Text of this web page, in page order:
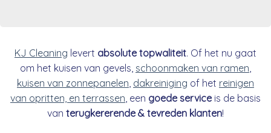
KJ Cleaning levert absolute topwaliteit. Of het nu gaat
om het kuisen van gevels, schoonmaken van ramen
kuisen van zonnepanelen dakreiniging of het reinigen
van opritten, en terrassen , een goede serviceis de basis
van terugkererende & tevreden klanten!